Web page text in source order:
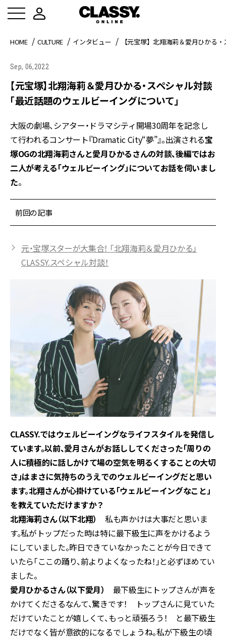
HOME CULTURE インタビュー 【元宝塚】北翔海莉＆愛月ひかる
Sep, 06,2022
【元宝塚】北翔海莉＆愛月ひかる・スペシャル対談
「最近話題のウェルビーイングについて」
大阪の劇場、シアター・ドラマシティ開場30周年を記念し
て行われるコンサート『Dramatic City“夢”』。出演される宝
塚OGの北翔海莉さんと愛月ひかるさんの対談、後編ではお
二人が考える「ウェルビーイング」についてお話を伺いまし
た。
前回の記事
元・宝塚スターが大集合！ 「北翔海莉＆愛月ひかる」
CLASSY.スペシャル対談！
――CLASSY.ではウェルビーイングなライフスタイルを発信し
ています。以前、愛月さんがお話ししてくださった「周りの
人に積極的に話しかけて場の空気を明るくすることの大切
さ」はまさに気持ちのうえでのウェルビーイングだと思い
ます。北翔さんが心掛けている「ウェルビーイングなこと」
を教えていただけますか？
北翔海莉さん（以下北翔） 私も声かけは大事だと思いま
す。私がトップだった時は特に最下級生に声をかけるよう
にしていました。昨日できていなかったことが今日できて
いたら「ここの踊り、前よりよくなったね！」と必ずほめてい
ました。
愛月ひかるさん（以下愛月）
最下級生にトップさんが声を
かけてくださるなんて、驚きです！ トップさんに見ていた
だけていたことが嬉しくて、もっと頑張ろう！ と最下級生
だけでなく皆が意欲的になるでしょうね。私が下級生の頃